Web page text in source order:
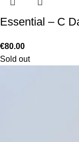
Essential – C
€80.00
Sold out